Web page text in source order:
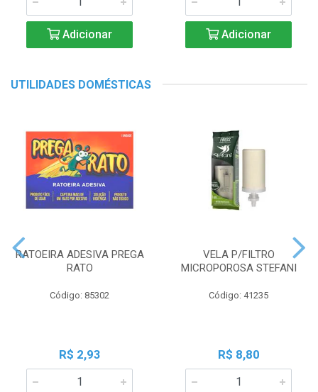
Adicionar Adicionar
UTILIDADES DOMÉSTICAS
RATOEIRA ADESIVA PREGA
RATO
Código: 85302
R$ 2,93
VELA P/FILTRO
MICROPOROSA STEFANI
Código: 41235
R$ 8,80